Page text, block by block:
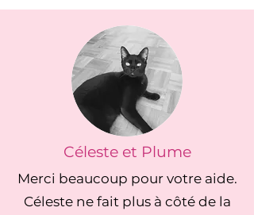
Céleste et Plume
Merci beaucoup pour votre aide.
Céleste ne fait plus à côté de la